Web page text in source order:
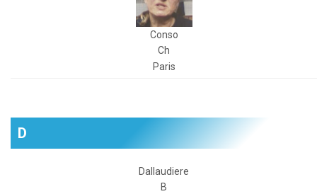
Conso
Ch
Paris
D
Dallaudiere
B